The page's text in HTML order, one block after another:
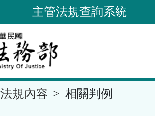
主管法規查詢系統
法規內容 相關判例